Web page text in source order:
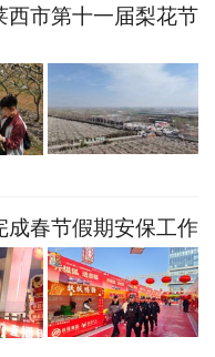
市第十一届梨花节
成春节假期安保工作